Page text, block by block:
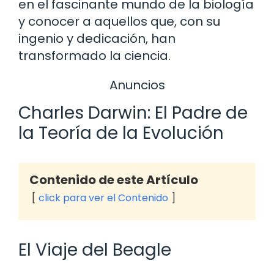
en el fascinante mundo de la biología
y conocer a aquellos que, con su
ingenio y dedicación, han
transformado la ciencia.
Anuncios
Charles Darwin: El Padre de
la Teoría de la Evolución
Contenido de este Artículo
click para ver el Contenido
El Viaje del Beagle